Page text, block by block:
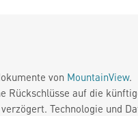
von MountainView.
Rückschlüsse auf die
Technologie und